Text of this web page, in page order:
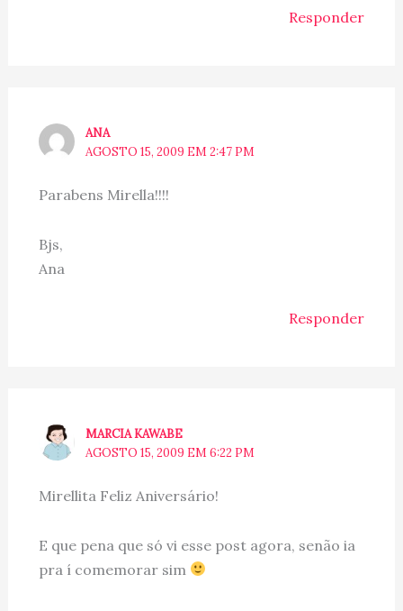
Responder
ANA
AGOSTO 15, 2009 EM 2:47 PM
Parabens Mirella!!!!
Bjs,
Ana
Responder
MARCIA KAWABE
AGOSTO 15, 2009 EM 6:22 PM
Mirellita Feliz Aniversário!
E que pena que só vi esse post agora, senão ia
pra í comemorar sim